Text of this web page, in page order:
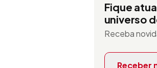
Fique
universo
Receba
Receber